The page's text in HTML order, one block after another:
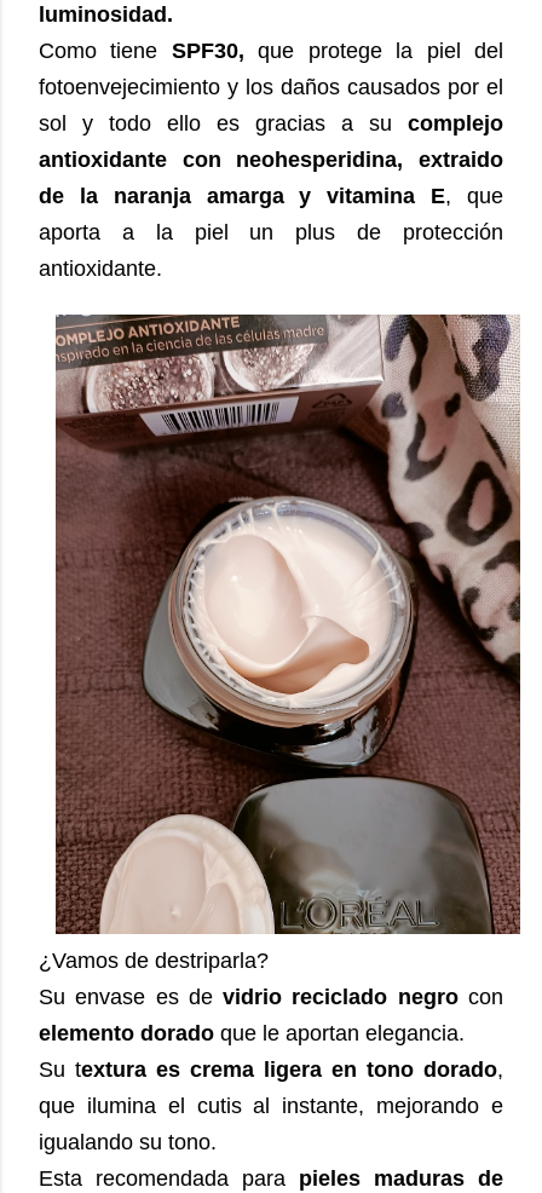
luminosidad.
Como tiene SPF30,que protege la piel del
fotoenvejecimiento y los daños causados por el
sol y todo ello es gracias a su complejo
antioxidante con neohesperidina, extraido
de la naranja amarga y vitamina E, que
aporta a la piel un plus de protección
antioxidante.
¿Vamos de destriparla?
Su envase es devidrio reciclado negrocon
elemento dorado que le aportan elegancia.
Su textura es crema ligera en tono dorado,
que ilumina el cutis al instante, mejorando e
igualando su tono.
Esta recomendada para pieles maduras de